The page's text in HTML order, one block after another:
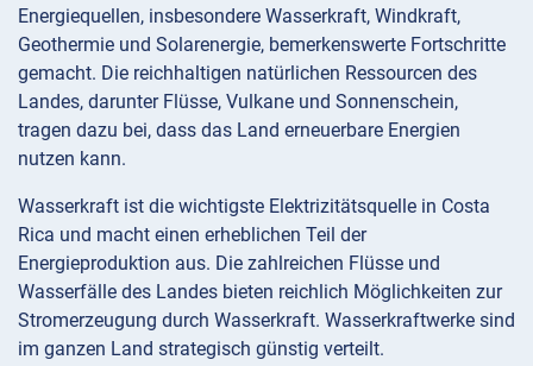
Energiequellen, insbesondere Wasserkraft, Windkraft,
Geothermie und Solarenergie, bemerkenswerte Fortschritte
gemacht. Die reichhaltigen natürlichen Ressourcen des
Landes, darunter Flüsse, Vulkane und Sonnenschein,
tragen dazu bei, dass das Land erneuerbare Energien
nutzen kann.
Wasserkraft ist die wichtigste Elektrizitätsquelle in Costa
Rica und macht einen erheblichen Teil der
Energieproduktion aus. Die zahlreichen Flüsse und
Wasserfälle des Landes bieten reichlich Möglichkeiten zur
Stromerzeugung durch Wasserkraft. Wasserkraftwerke sind
im ganzen Land strategisch günstig verteilt.